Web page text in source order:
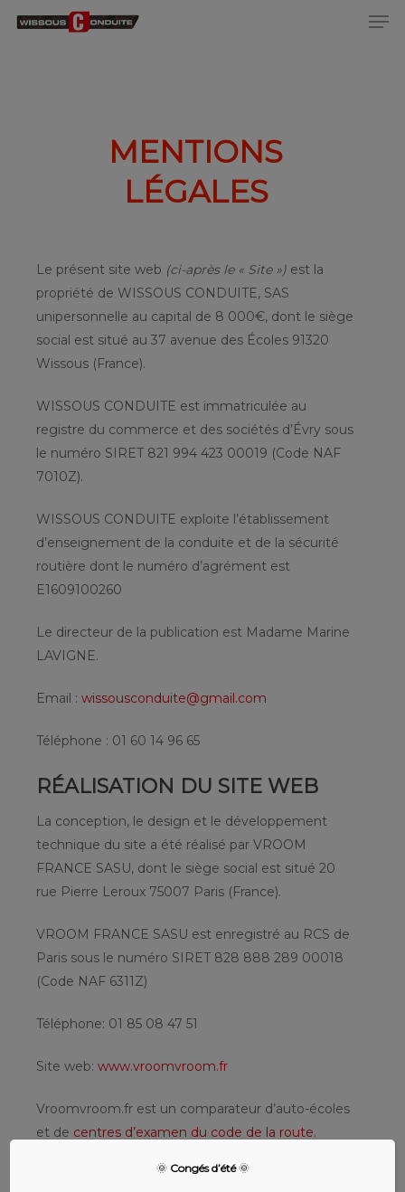
MENTIONS
LÉGALES
Le présent site web (ci-après le « Site »)est la
propriété de WISSOUS CONDUITE, SAS
unipersonnelle au capital de 8 000€, dont le siège
social est situé au 37 avenue des Écoles 91320
Wissous (France).
WISSOUS CONDUITE est immatriculée au
registre du commerce et des sociétés d’Évry sous
le numéro SIRET 821 994 423 00019 (Code NAF
7010Z).
WISSOUS CONDUITE exploite l’établissement
d’enseignement de la conduite et de la sécurité
routière dont le numéro d’agrément est
E1609100260
Le directeur de la publication est Madame Marine
LAVIGNE.
Email : wissousconduite@gmail.com
Téléphone : 01 60 14 96 65
RÉALISATION DU SITE WEB
La conception, le design et le développement
technique du site a été réalisé par VROOM
FRANCE SASU, dont le siège social est situé 20
rue Pierre Leroux 75007 Paris (France).
VROOM FRANCE SASU est enregistré au RCS de
Paris sous le numéro SIRET 828 888 289 00018
(Code NAF 6311Z)
Téléphone: 01 85 08 47 51
Site web: www.vroomvroom.fr
Vroomvroom.fr est un comparateur d’auto-écoles
et de centres d’examen du code de la route.
HÉBERGEUR
🌞 Congés d’été🌞